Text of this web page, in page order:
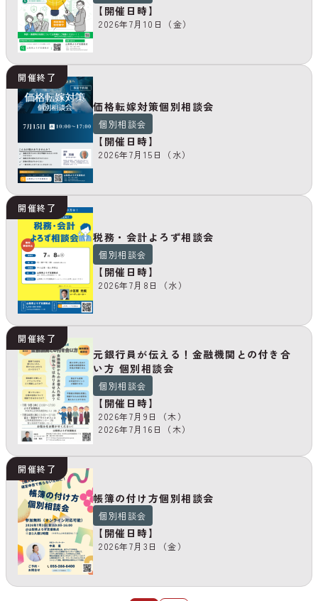
【開催日時】
2026年7月10日（金）
価格転嫁対策個別相談会
個別相談会
【開催日時】
2026年7月15日（水）
開催終了
税務・会計よろず相談会
個別相談会
【開催日時】
2026年7月8日（水）
開催終了
元銀行員が伝える！金融機関との付き合
い方 個別相談会
個別相談会
【開催日時】
2026年7月9日（木）
2026年7月16日（木）
開催終了
帳簿の付け方個別相談会
個別相談会
【開催日時】
2026年7月3日（金）
開催終了